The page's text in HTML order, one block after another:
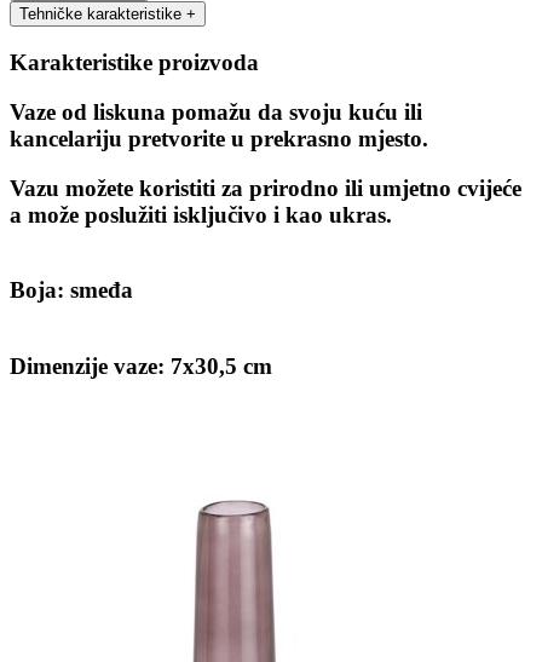
Tehničke karakteristike +
Karakteristike proizvoda
Vaze od liskuna pomažu da svoju kuću ili
kancelariju pretvorite u prekrasno mjesto.
Vazu možete koristiti za prirodno ili umjetno cvijeće
a može poslužiti isključivo i kao ukras.
Boja: smeđa
Dimenzije vaze: 7x30,5 cm